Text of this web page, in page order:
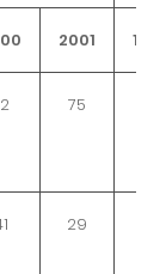
2001 1997
75
29